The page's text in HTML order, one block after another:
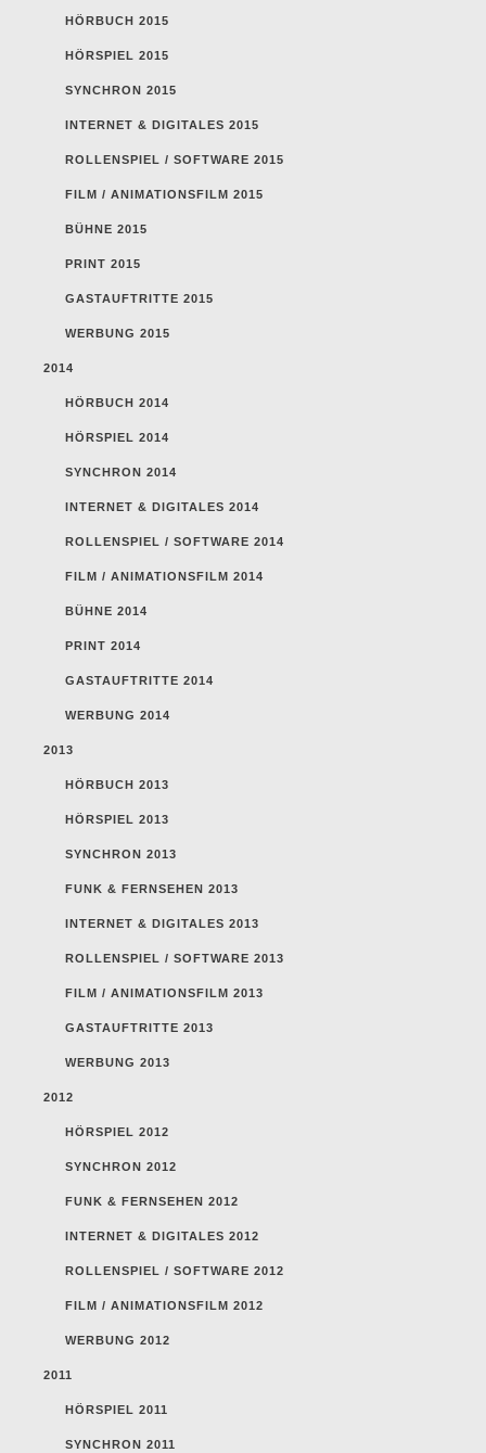
HÖRBUCH 2015
HÖRSPIEL 2015
SYNCHRON 2015
INTERNET & DIGITALES 2015
ROLLENSPIEL / SOFTWARE 2015
FILM / ANIMATIONSFILM 2015
BÜHNE 2015
PRINT 2015
GASTAUFTRITTE 2015
WERBUNG 2015
2014
HÖRBUCH 2014
HÖRSPIEL 2014
SYNCHRON 2014
INTERNET & DIGITALES 2014
ROLLENSPIEL / SOFTWARE 2014
FILM / ANIMATIONSFILM 2014
BÜHNE 2014
PRINT 2014
GASTAUFTRITTE 2014
WERBUNG 2014
2013
HÖRBUCH 2013
HÖRSPIEL 2013
SYNCHRON 2013
FUNK & FERNSEHEN 2013
INTERNET & DIGITALES 2013
ROLLENSPIEL / SOFTWARE 2013
FILM / ANIMATIONSFILM 2013
GASTAUFTRITTE 2013
WERBUNG 2013
2012
HÖRSPIEL 2012
SYNCHRON 2012
FUNK & FERNSEHEN 2012
INTERNET & DIGITALES 2012
ROLLENSPIEL / SOFTWARE 2012
FILM / ANIMATIONSFILM 2012
WERBUNG 2012
2011
HÖRSPIEL 2011
SYNCHRON 2011